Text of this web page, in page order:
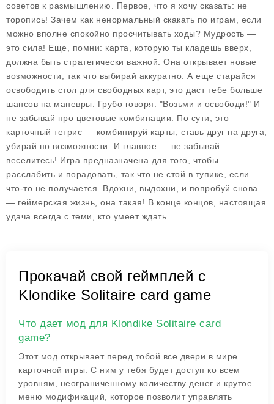
советов к размышлению. Первое, что я хочу сказать: не
торопись! Зачем как ненормальный скакать по играм, если
можно вполне спокойно просчитывать ходы? Мудрость —
это сила! Еще, помни: карта, которую ты кладешь вверх,
должна быть стратегически важной. Она открывает новые
возможности, так что выбирай аккуратно. А еще старайся
освободить стол для свободных карт, это даст тебе больше
шансов на маневры. Грубо говоря: "Возьми и освободи!" И
не забывай про цветовые комбинации. По сути, это
карточный тетрис — комбинируй карты, ставь друг на друга,
убирай по возможности. И главное — не забывай
веселитесь! Игра предназначена для того, чтобы
расслабить и порадовать, так что не стой в тупике, если
что-то не получается. Вдохни, выдохни, и попробуй снова
— геймерская жизнь, она такая! В конце концов, настоящая
удача всегда с теми, кто умеет ждать.
Прокачай свой геймплей с
Klondike Solitaire card game
Что дает мод для Klondike Solitaire card
game?
Этот мод открывает перед тобой все двери в мире
карточной игры. С ним у тебя будет доступ ко всем
уровням, неограниченному количеству денег и крутое
меню модификаций, которое позволит управлять